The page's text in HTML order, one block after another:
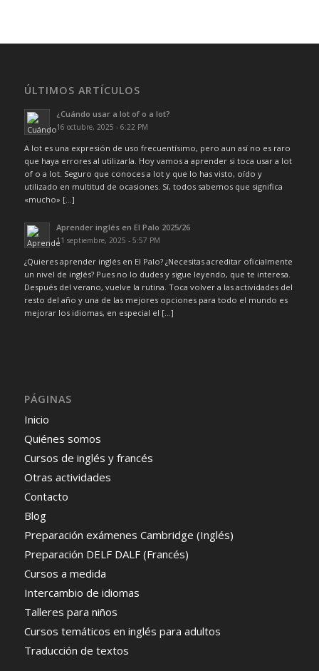
ÚLTIMOS ARTÍCULOS
¿Cuándo usar a lot of o a lot?
16 octubre, 2025 - 6:22 PM
A lot es una expresión de uso frecuentísimo, pero aun así no es raro
que haya errores al utilizarla. Hoy vamos a aprender si toca usar a lot
of o a lot. Seguro que conoces a lot y que lo has visto, oído y
utilizado en multitud de ocasiones. Sí, todos sabemos que significa
«mucho» […]
Aprender inglés en El Palo 2025/26
11 septiembre, 2025 - 5:57 PM
¿Quieres aprender inglés en El Palo? ¿Necesitas acreditar oficialmente
un nivel de inglés? Pues no lo dudes y sigue leyendo, que te interesa.
Después del verano, vuelve la rutina. Toca volver a las actividades del
resto del año y una de las mejores opciones para todo el mundo es
mejorar los idiomas, en especial el […]
PÁGINAS
Inicio
Quiénes somos
Cursos de inglés y francés
Otras actividades
Contacto
Blog
Preparación exámenes Cambridge (Inglés)
Preparación DELF DALF (Francés)
Cursos a medida
Intercambio de idiomas
Talleres para niños
Cursos temáticos en inglés para adultos
Traducción de textos